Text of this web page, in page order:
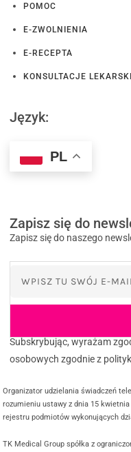
POMOC
E-ZWOLNIENIA
E-RECEPTA
KONSULTACJE
Język:
PL
Zapisz się do
Zapisz się do naszego
Subskrybując, wyrażam
osobowych zgodnie z
Organizator udzielania świadczeń
rozumieniu ustawy z dnia 15
rejestru podmiotów wykonujących
TK Medical Group spółka z